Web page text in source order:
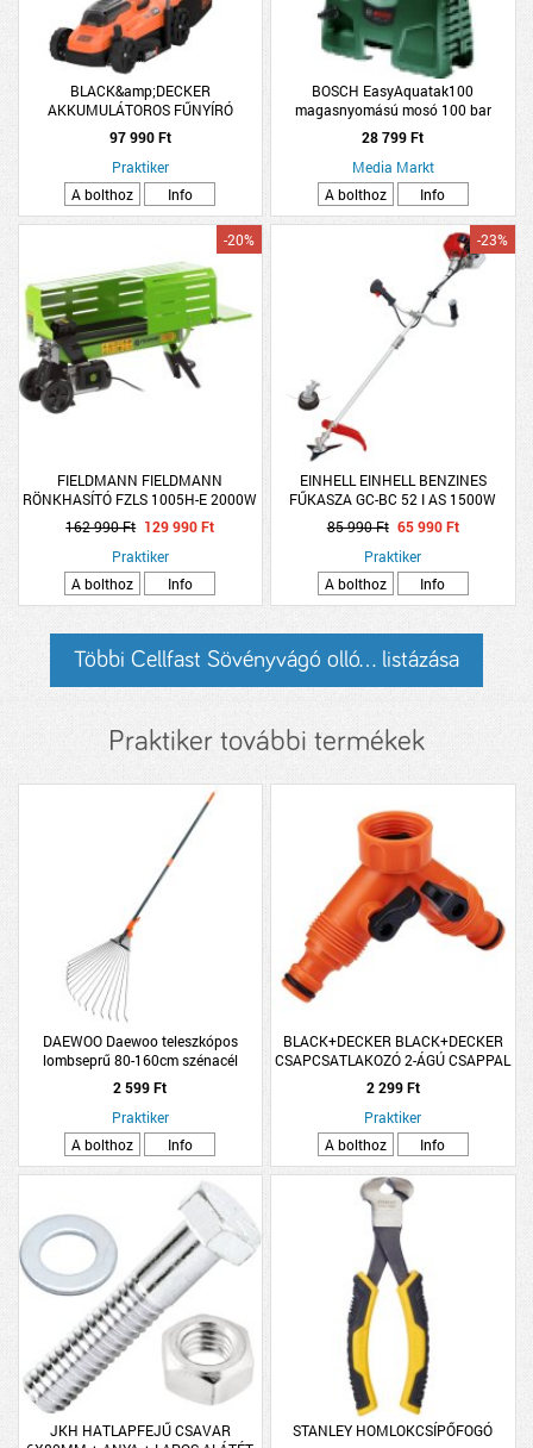
BLACK&amp;DECKER
AKKUMULÁTOROS FŰNYÍRÓ
BCMW3318N 2x18V 33CM 35L
AKKUMULÁTOR NÉLKÜL
97 990 Ft
Praktiker
A bolthoz
Info
BOSCH EasyAquatak100
magasnyomású mosó 100 bar
28 799 Ft
Media Markt
A bolthoz
Info
FIELDMANN FIELDMANN
RÖNKHASÍTÓ FZLS 1005H-E 2000W
ELEKTROMOS
-20%
162 990 Ft 129 990 Ft
Praktiker
A bolthoz
Info
EINHELL EINHELL BENZINES
FŰKASZA GC-BC 52 I AS 1500W
-23%
85 990 Ft 65 990 Ft
Praktiker
A bolthoz
Info
Többi Cellfast Sövényvágó olló... listázása
Praktiker további termékek
DAEWOO Daewoo teleszkópos
lombseprű 80-160cm szénacél
2 599 Ft
Praktiker
A bolthoz
Info
BLACK+DECKER BLACK+DECKER
CSAPCSATLAKOZÓ 2-ÁGÚ CSAPPAL
2 299 Ft
Praktiker
A bolthoz
Info
JKH HATLAPFEJŰ CSAVAR
STANLEY HOMLOKCSÍPŐFOGÓ